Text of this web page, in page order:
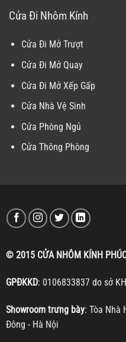
Cửa Đi Nhôm Kính
Cửa Đi Mở Trượt
Cửa Đi Mở Quay
Cửa Đi Mở Xếp Gấp
Cửa Nhà Vệ Sinh
Cửa Phòng Ngủ
Cửa Thông Phòng
© 2015 CỬA NHÔM KÍNH
GPĐKKD: 0106833837 do sở
Showroom trưng bày: Tòa Nhà
Đông - Hà Nội